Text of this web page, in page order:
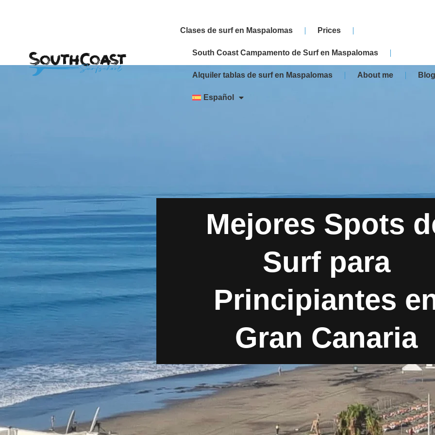
Clases de surf en Maspalomas Prices
South Coast Campamento de Surf en Maspalomas
Alquiler tablas de surf en Maspalomas About me
Español
Mejores Spots
Surf para
Principiantes
Gran Canaria